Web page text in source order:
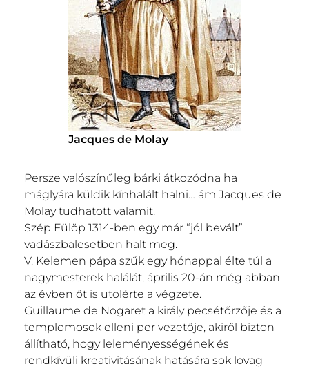
Jacques de Molay
Persze valószínűleg bárki átkozódna ha
máglyára küldik kínhalált halni… ám Jacques de
Molay tudhatott valamit.
Szép Fülöp 1314-ben egy már “jól bevált”
vadászbalesetben halt meg.
V. Kelemen pápa szűk egy hónappal élte túl a
nagymesterek halálát, április 20-án még abban
az évben őt is utolérte a végzete.
Guillaume de Nogaret a király pecsétőrzője és a
templomosok elleni per vezetője, akiről bizton
állítható, hogy leleményességének és
rendkívüli kreativitásának hatására sok lovag